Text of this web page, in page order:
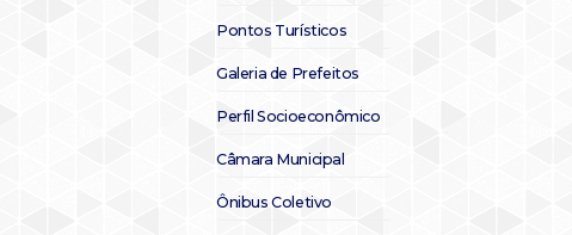
Pontos Turísticos
Galeria de Prefeitos
Perfil Socioeconômico
Câmara Municipal
Ônibus Coletivo